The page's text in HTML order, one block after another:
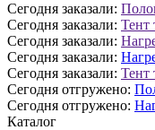
Сегодня заказали:
Сегодня заказали: Тент
Сегодня заказали:
Сегодня заказали:
Сегодня заказали: Тент
Сегодня отгружено:
Сегодня отгружено:
Каталог